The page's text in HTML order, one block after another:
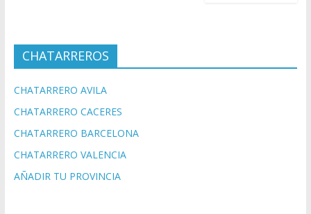
CHATARREROS
CHATARRERO AVILA
CHATARRERO CACERES
CHATARRERO BARCELONA
CHATARRERO VALENCIA
AÑADIR TU PROVINCIA